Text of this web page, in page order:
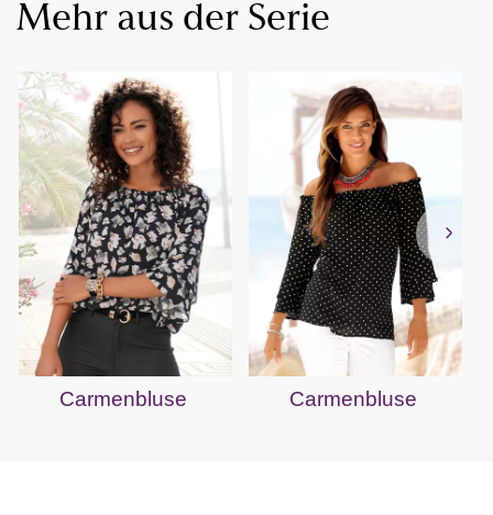
Mehr aus der Serie
Carmenbluse Carmenbluse